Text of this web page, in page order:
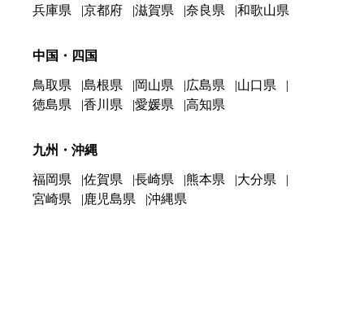
兵庫県
京都府 滋賀県 奈良県 和歌山県
中国・四国
鳥取県 島根県 岡山県 広島県
山口県
徳島県
香川県 愛媛県 高知県
九州・沖縄
福岡県 佐賀県 長崎県 熊本県
大分県
宮崎県
鹿児島県 沖縄県